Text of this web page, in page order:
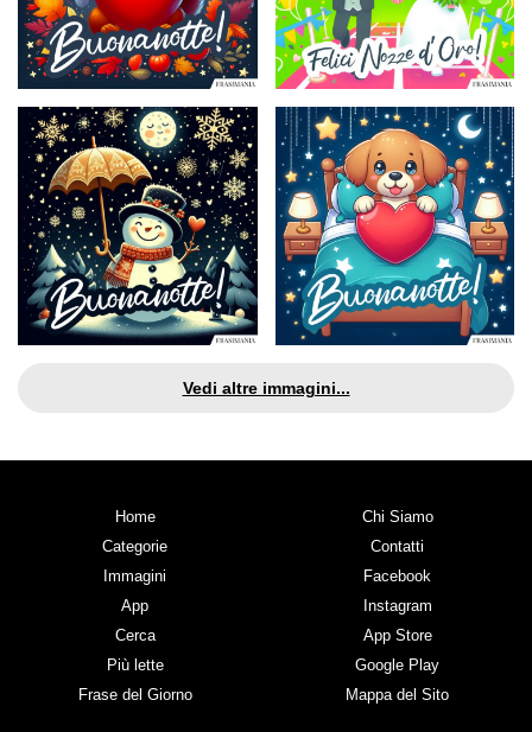
Vedi altre immagini...
Home
Categorie
Immagini
App
Cerca
Più lette
Frase del Giorno
Chi Siamo
Contatti
Facebook
Instagram
App Store
Google Play
Mappa del Sito